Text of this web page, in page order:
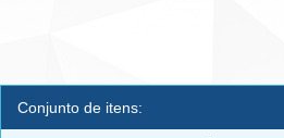
Conjunto de itens: